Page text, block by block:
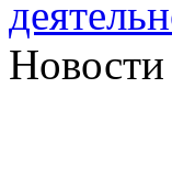
Новости